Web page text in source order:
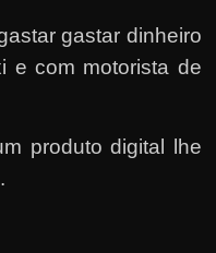
gastar dinheiro
e com motorista de
produto digital lhe